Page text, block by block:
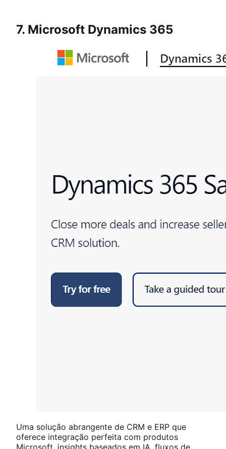
7. Microsoft Dynamics 365
Uma solução abrangente de CRM e ERP que
oferece integração perfeita com produtos